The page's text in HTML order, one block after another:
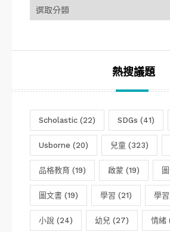
章
分
熱搜議題
Scholastic (22) SDGs (41)
Usborne (20) 兒童 (323)
品格教育 (19) 啟蒙 (19)
圖文書 (19) 學習 (21) 學
小說 (24) 幼兒 (27) 情緒